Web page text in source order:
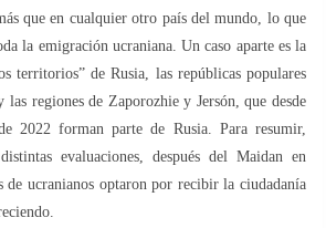
que en cualquier otro país del mundo, lo que
la emigración ucraniana. Un caso aparte es la
territorios” de Rusia, las repúblicas populares
regiones de Zaporozhie y Jersón, que desde
2022 forman parte de Rusia. Para resumir,
evaluaciones, después del Maidan en
de ucranianos optaron por recibir la ciudadanía